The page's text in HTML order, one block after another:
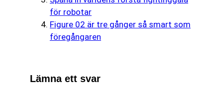
för robotar
Figure 02 är tre gånger så smart som
föregångaren
Lämna ett svar